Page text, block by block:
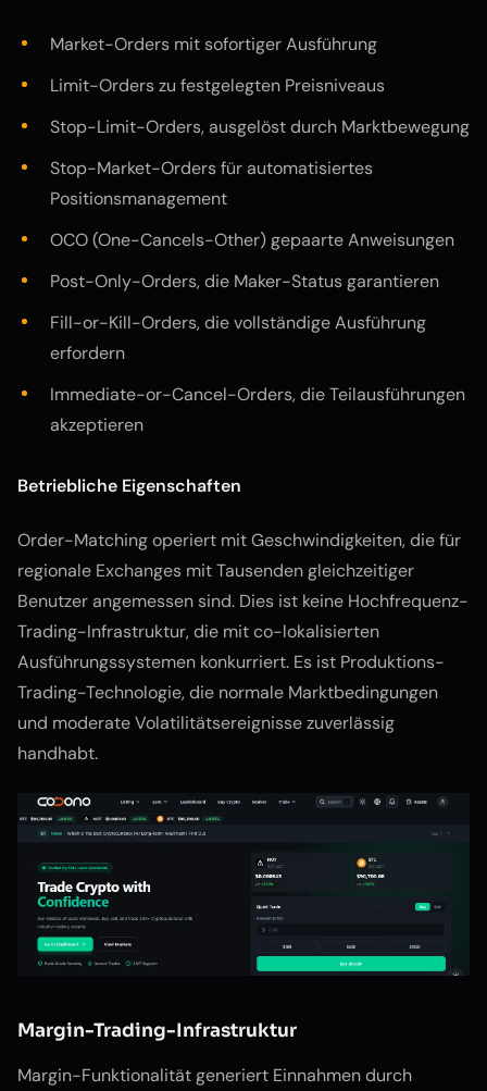
Market-Orders mit sofortiger Ausführung
Limit-Orders zu festgelegten Preisniveaus
Stop-Limit-Orders, ausgelöst durch Marktbewegung
Stop-Market-Orders für automatisiertes
Positionsmanagement
OCO (One-Cancels-Other) gepaarte Anweisungen
Post-Only-Orders, die Maker-Status garantieren
Fill-or-Kill-Orders, die vollständige Ausführung
erfordern
Immediate-or-Cancel-Orders, die Teilausführungen
akzeptieren
Betriebliche Eigenschaften
Order-Matching operiert mit Geschwindigkeiten, die für
regionale Exchanges mit Tausenden gleichzeitiger
Benutzer angemessen sind. Dies ist keine Hochfrequenz-
Trading-Infrastruktur, die mit co-lokalisierten
Ausführungssystemen konkurriert. Es ist Produktions-
Trading-Technologie, die normale Marktbedingungen
und moderate Volatilitätsereignisse zuverlässig
handhabt.
Margin-Trading-Infrastruktur
Margin-Funktionalität generiert Einnahmen durch